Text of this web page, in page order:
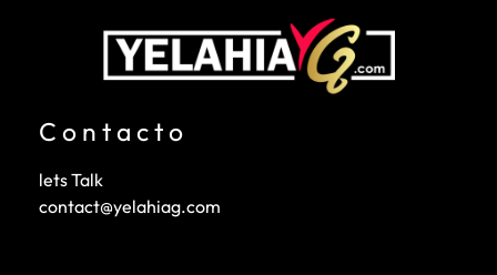
Contacto
lets Talk
contact@yelahiag.com